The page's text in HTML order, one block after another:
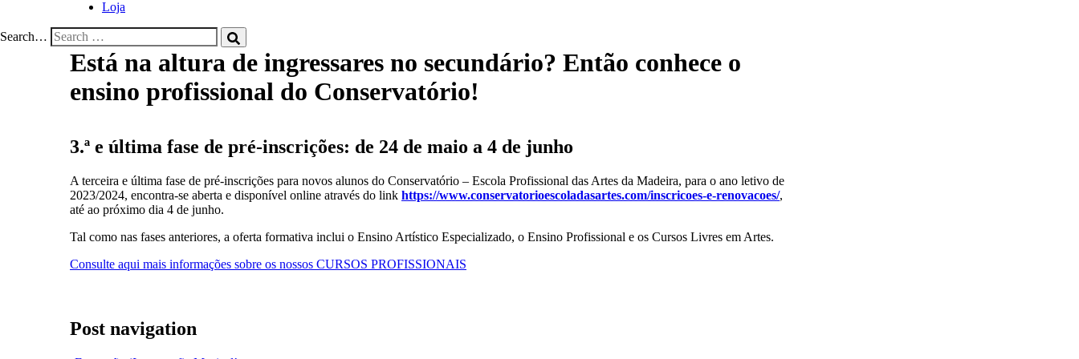
Loja
Search…
Está na altura de ingressares no secundário? Então conhece o
ensino profissional do Conservatório!
3.ª e última fase de pré-inscrições: de 24 de maio a 4 de junho
A terceira e última fase de pré-inscrições para novos alunos do Conservatório – Escola Profissional das Artes da Madeira, para o ano letivo de
2023/2024, encontra-se aberta e disponível online através do link https://www.conservatorioescoladasartes.com/inscricoes-e-renovacoes/,
até ao próximo dia 4 de junho.
Tal como nas fases anteriores, a oferta formativa inclui o Ensino Artístico Especializado, o Ensino Profissional e os Cursos Livres em Artes.
Consulte aqui mais informações sobre os nossos CURSOS PROFISSIONAIS
Post navigation